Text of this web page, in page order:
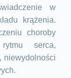
w
krążenia.
choroby
serca,
niewydolności